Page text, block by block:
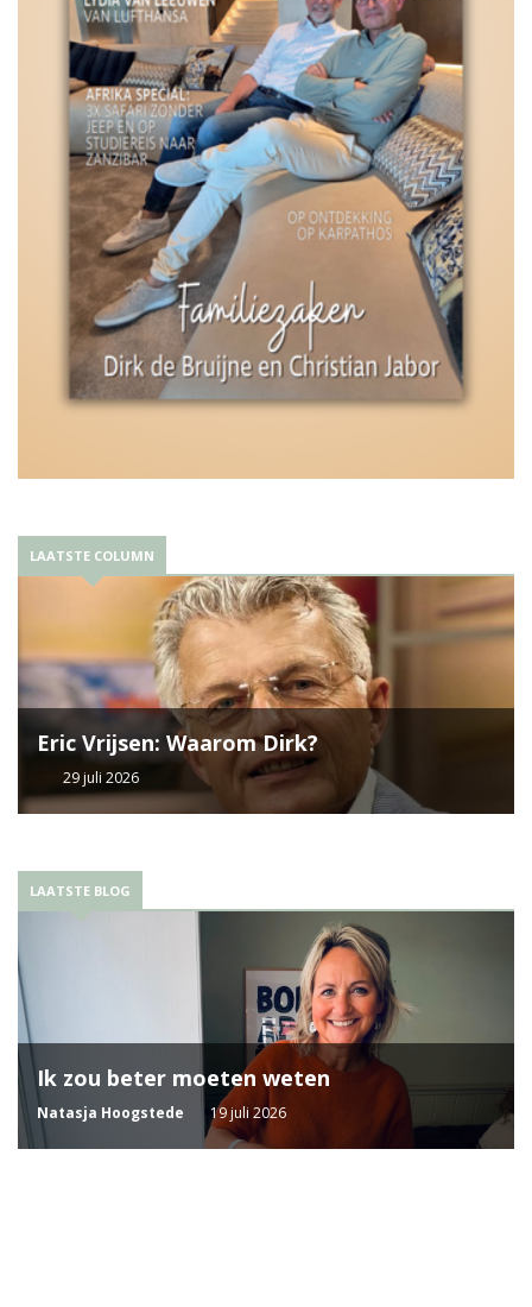
LAATSTE COLUMN
Eric Vrijsen: Waarom Dirk?
29 juli 2026
LAATSTE BLOG
Ik zou beter moeten weten
Natasja Hoogstede 19 juli 2026